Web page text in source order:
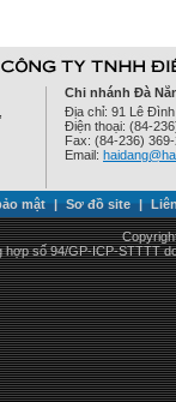
Chi nhánh Đà
Địa chỉ: 91 Lê
Điện thoại: (84-
Fax: (84-236)
Email:
mật | Sơ đồ site |
hợp số 94/GP-ICP-STTTT